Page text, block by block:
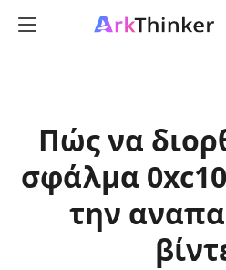
Πώς να
σφάλμα
την